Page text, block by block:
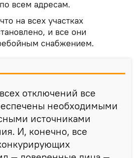
всем адресам.
на всех участках
и все они
снабжением.
отключений все
необходимыми
источниками
И, конечно, все